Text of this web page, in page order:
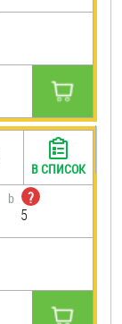
b
?
5
В СПИСОК